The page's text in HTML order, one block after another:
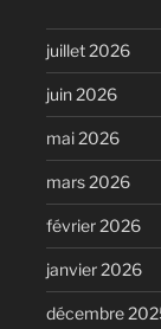
juillet 2026
juin 2026
mai 2026
mars 2026
février 2026
janvier 2026
décembre